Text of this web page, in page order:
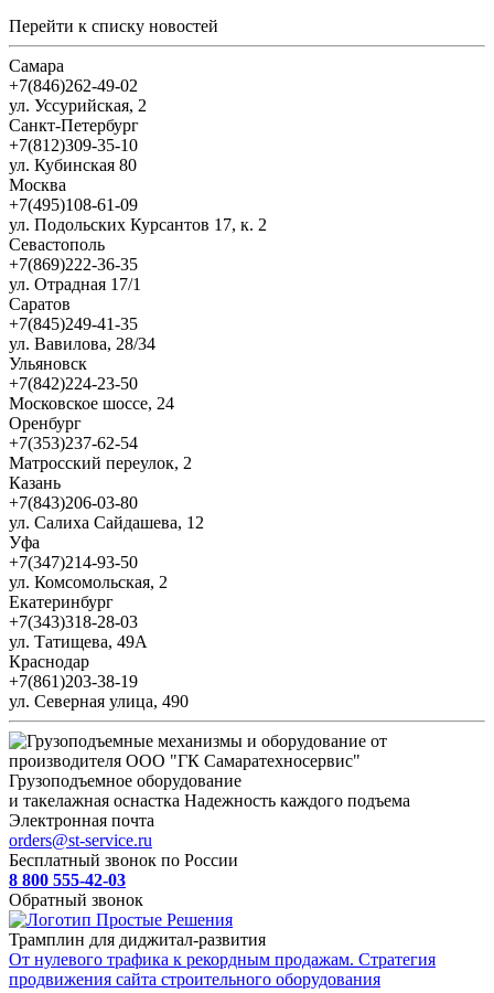
Перейти к списку новостей
Самара
+7(846)262-49-02
ул. Уссурийская, 2
Санкт-Петербург
+7(812)309-35-10
ул. Кубинская 80
Москва
+7(495)108-61-09
ул. Подольских Курсантов 17, к. 2
Севастополь
+7(869)222-36-35
ул. Отрадная 17/1
Саратов
+7(845)249-41-35
ул. Вавилова, 28/34
Ульяновск
+7(842)224-23-50
Московское шоссе, 24
Оренбург
+7(353)237-62-54
Матросский переулок, 2
Казань
+7(843)206-03-80
ул. Салиха Сайдашева, 12
Уфа
+7(347)214-93-50
ул. Комсомольская, 2
Екатеринбург
+7(343)318-28-03
ул. Татищева, 49А
Краснодар
+7(861)203-38-19
ул. Северная улица, 490
Грузоподъемное оборудование
и такелажная оснастка Надежность каждого подъема
Электронная почта
orders@st-service.ru
Бесплатный звонок по России
8 800 555-42-03
Обратный звонок
Трамплин для диджитал-развития
От нулевого трафика к рекордным продажам. Стратегия
продвижения сайта строительного оборудования